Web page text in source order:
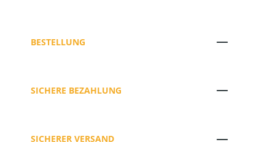
BESTELLUNG
SICHERE BEZAHLUNG
SICHERER VERSAND